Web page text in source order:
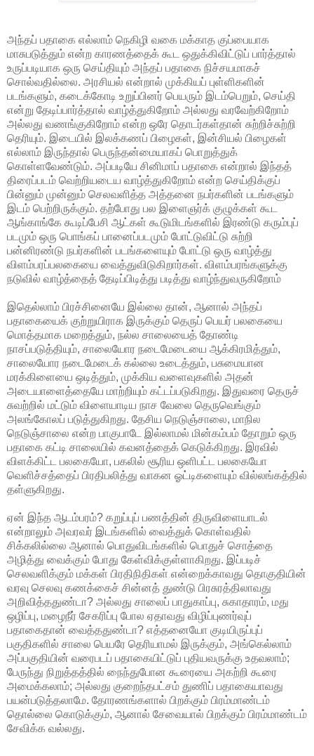
அந்தப் பதாகை எல்லாம் நெகிழி வகை மக்காத குப்பையாக
மாசுபடுத்தும் என்ற காரணத்தைக் கூட ஒதுக்கிவிட்டுப் பார்த்தால்
உருப்படியாக ஒரு செய்தியும் அந்தப் பதாகை நிச்சயமாகச்
சொல்வதில்லை. அரசியல் என்றால் முக்கியப் புள்ளிகளின்
படங்களும், கடைக்கோடி உறுப்பினர் பெயரும் இடம்பெறும், செய்தி
என்று தேடிப்பார்த்தால் வாழ்த்துகிறோம் அல்லது வரவேற்கிறோம்
அல்லது வணங்குகிறோம் என்ற ஒரே தொடர்கள்தான் சுற்றிச்சுற்றி
தெரியும். இடையில் இலக்கணப் பிழைகள், இன்சியல் பிழைகள்
எல்லாம் இருந்தால் பெருந்தன்மையாகப் பொறுத்துக்
கொள்ளவேண்டும். அப்படியே சினிமாப் பதாகை என்றால் இந்தத்
திரைப்படம் வெற்றியடைய வாழ்த்துகிறோம் என்ற செய்திக்குப்
பின்னும் முன்னும் செலவளித்த அத்தனை நபர்களின் படங்களும்
இடம் பெற்றிருக்கும். தற்போது பல இளைஞர்க் குழுக்கள் கூட
ஆங்காங்கே கூடிப்பேசி ஆட்கள் கூடுமிடங்களில் இரண்டு கரும்புப்
படமும் ஒரு பொங்கப் பானைப்படமும் போட்டுவிட்டு சுற்றி
பன்னிரண்டு நபர்களின் படங்களையும் போட்டு ஒரு வாழ்த்து
விளம்பரப்பலகையை வைத்துவிடுகிறார்கள். விளம்பரங்களுக்கு
நடுவில் வாழ்த்தைத் தேடிப்பிடித்து படித்து வாழ்ந்துவருகிறோம்
இதெல்லாம் பிரச்சினையே இல்லை தான், ஆனால் அந்தப்
பதாகையைக் குற்றுயிராக இருக்கும் தெருப் பெயர் பலகையை
மொத்தமாக மறைத்தும், நல்ல சாலையைத் தோண்டி
நாசப்படுத்தியும், சாலையோர நடைமேடையை ஆக்கிரமித்தும்,
சாலையோர நடைமேடைக் கல்லை உடைத்தும், பசுமையான
மரக்கிளையை ஒடித்தும், முக்கிய வளைவுகளில் அதன்
அடையாளைத்தையே மாற்றியும் கட்டப்படுகிறது. இதுவரை தெருச்
சுவற்றில் மட்டும் விளையாடிய நாச வேலை தெருவெங்கும்
அலங்கோலப் படுத்துகிறது. தேசிய நெடுஞ்சாலை, மாநில
நெடுஞ்சாலை என்ற பாகுபாடே இல்லாமல் மின்கம்பம் தோறும் ஒரு
பதாகை கட்டி சாலையில் கவனத்தைக் கெடுக்கிறது. இரவில்
விளக்கிட்ட பலகையோ, பகலில் சூரிய ஒளிபட்ட பலகையோ
வெளிச்சத்தைப் பிரதிபலித்து வாகன ஓட்டிகளையும் வில்லங்கத்தில்
தள்ளுகிறது.
ஏன் இந்த ஆடம்பரம்? கறுப்புப் பணத்தின் திருவிளையாடல்
என்றாலும் அவரவர் இடங்களில் வைத்துக் கொள்வதில்
சிக்கலில்லை ஆனால் பொதுவிடங்களில் பொதுச் சொத்தை
அழித்து வைக்கும் போது கேள்விக்குள்ளாகிறது. இப்படிச்
செலவளிக்கும் மக்கள் பிரதிநிதிகள் என்றைக்காவது தொகுதியின்
வரவு செலவு கணக்கைச் சின்னத் துண்டு பிரசுரத்திலாவது
அறிவித்ததுண்டா? அல்லது சாலைப் பாதுகாப்பு, சுகாதாரம், மது
ஒழிப்பு, மழைநீர் சேகரிப்பு போல ஏதாவது விழிப்புணர்வுப்
பதாகைதான் வைத்ததுண்டா? எத்தனையோ குடியிருப்புப்
பகுதிகளில் சாலை பெயரே தெரியாமல் இருக்கும், அங்கெல்லாம்
அப்பகுதியின் வரைபடப் பதாகையிட்டுப் புதியவருக்கு உதவலாம்;
பேருந்து நிறுத்தத்தில் நைந்துபோன கூரையை அகற்றி கூரை
அமைக்கலாம்; அல்லது குறைந்தபட்சம் துணிப் பதாகையாவது
பயன்படுத்தலாமே. தோரணங்களால் பிறக்கும் பிரம்மாண்டம்
தொல்லை கொடுக்கும், ஆனால் சேவையால் பிறக்கும் பிரம்மாண்டம்
சேவிக்க வல்லது.